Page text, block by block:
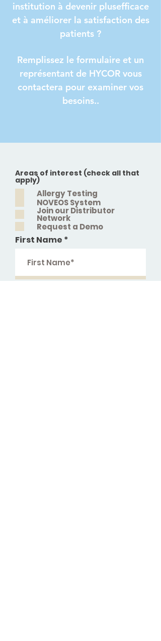
institution à devenir plusefficace
et à améliorer la satisfaction des
patients ?
Remplissez le formulaire et un
représentant de HYCOR vous
contactera pour examiner vos
besoins..
Areas of interest (check all that
apply)
Allergy Testing
NOVEOS System
Join our Distributor
Network
Request a Demo
First Name